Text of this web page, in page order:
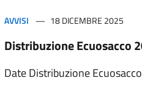
AVVISI 18 DICEMBRE 2025
Distribuzione Ecuosacco
Date Distribuzione